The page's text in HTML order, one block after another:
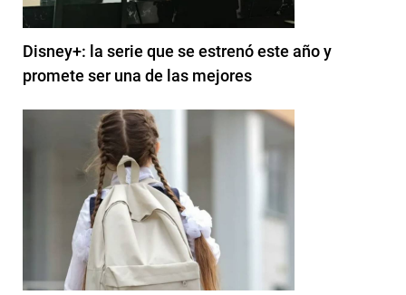
Disney+: la serie que se estrenó este año y
promete ser una de las mejores